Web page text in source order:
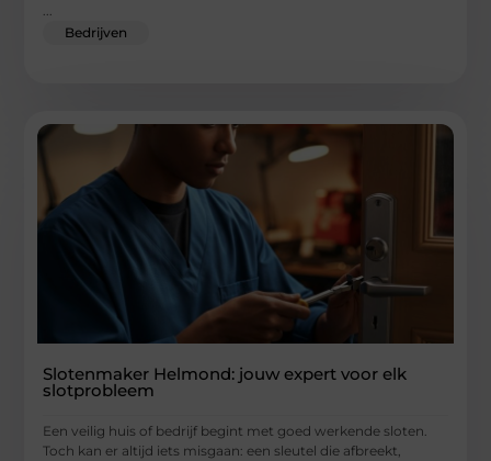
...
Bedrijven
Slotenmaker Helmond: jouw expert voor elk
slotprobleem
Een veilig huis of bedrijf begint met goed werkende sloten.
Toch kan er altijd iets misgaan: een sleutel die afbreekt,